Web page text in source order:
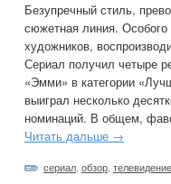
Безупречный стиль,
сюжетная линия.
художников,
Сериал получил четыре
«Эмми» в категории
выиграл несколько
номинаций. В общем,
Читать дальше →
сериал, обзор, телевидение